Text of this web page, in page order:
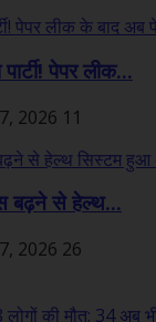
पेपर लीक...
2026 11
बढ़ने से हेल्थ...
2026 26